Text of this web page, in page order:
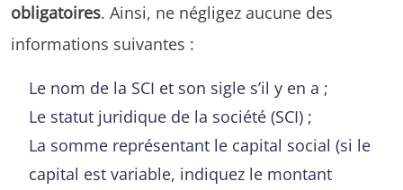
obligatoires. Ainsi, ne négligez aucune des
informations suivantes :
Le nom de la SCI et son sigle s’il y en a ;
Le statut juridique de la société (SCI) ;
La somme représentant le capital social (si le
capital est variable, indiquez le montant